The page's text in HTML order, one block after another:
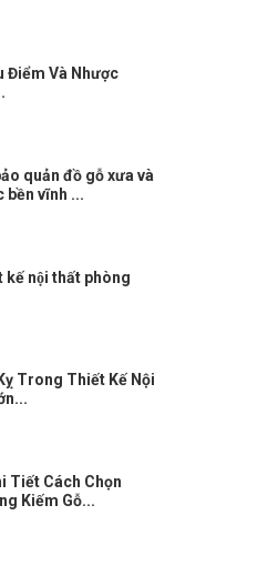
Điểm Và Nhược
quản đồ gỗ xưa và
bền vĩnh ...
kế nội thất phòng
Trong Thiết Kế Nội
Tiết Cách Chọn
Kiếm Gỗ...